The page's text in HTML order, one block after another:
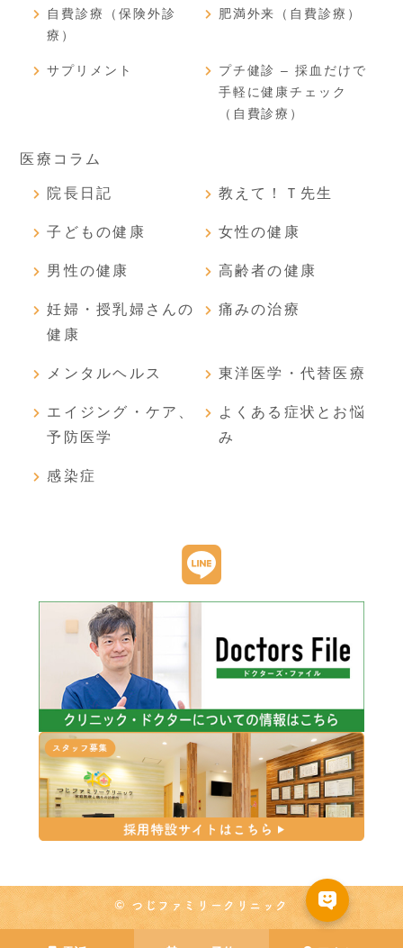
自費診療（保険外診
療）
肥満外来（自費診療）
サプリメント
プチ健診 – 採血だけで
手軽に健康チェック
（自費診療）
医療コラム
院長日記 教えて！Ｔ先生
子どもの健康 女性の健康
男性の健康 高齢者の健康
妊婦・授乳婦さんの
健康
痛みの治療
メンタルヘルス 東洋医学・代替医療
エイジング・ケア、
予防医学
よくある症状とお悩
み
感染症
© つじファミリークリニック